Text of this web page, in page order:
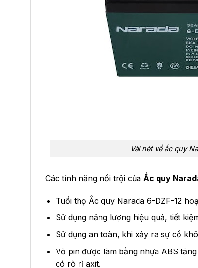
Vài nét về ắc quy
Các tính năng nổi trội của Ắc quy
Tuổi thọ Ắc quy Narada 6-DZF-12
Sử dụng năng lượng hiệu quả, tiết
Sử dụng an toàn, khi xảy ra sự cố
Vỏ pin được làm bằng nhựa ABS
có rò rỉ axit.